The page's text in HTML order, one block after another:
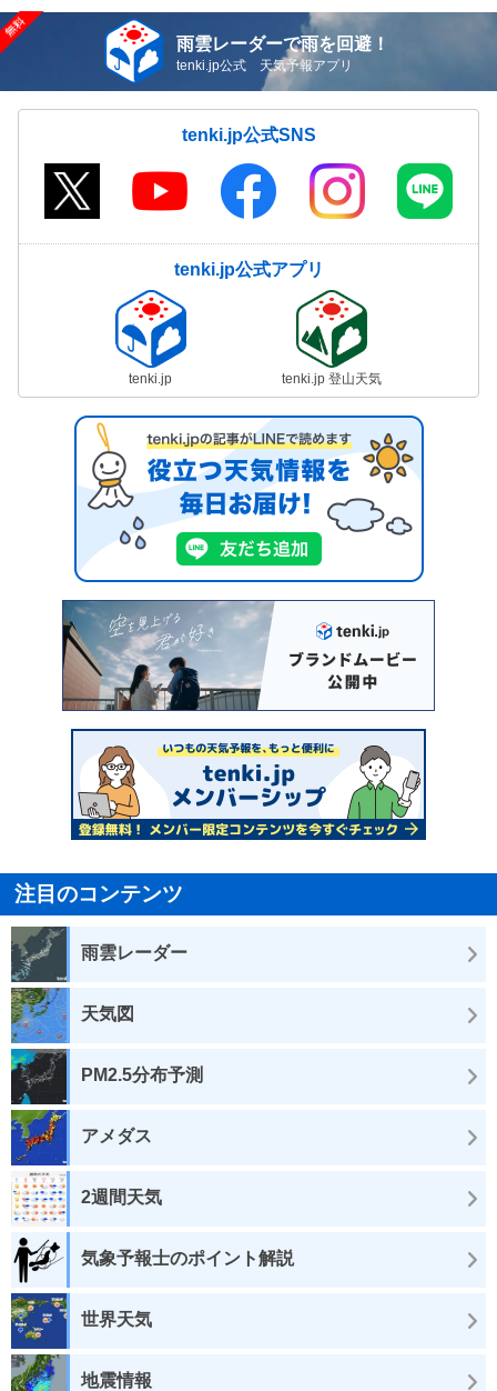
雨雲レーダーで雨を回避！
tenki.jp公式 天気予報アプリ
tenki.jp公式SNS
tenki.jp公式アプリ
tenki.jp tenki.jp 登山天気
注目のコンテンツ
雨雲レーダー
天気図
PM2.5分布予測
アメダス
2週間天気
気象予報士のポイント解説
世界天気
地震情報